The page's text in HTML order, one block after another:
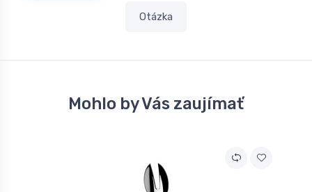
Otázka
Mohlo by Vás zaujímať